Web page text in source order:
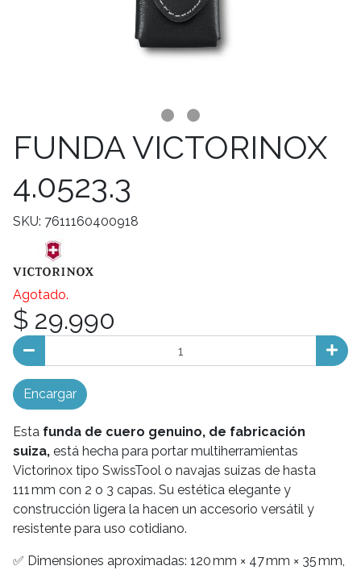
FUNDA VICTORINOX
4.0523.3
SKU: 7611160400918
Agotado.
$ 29.990
Encargar
Esta funda de cuero genuino, de fabricación
suiza, está hecha para portar multiherramientas
Victorinox tipo SwissTool o navajas suizas de hasta
111 mm con 2 o 3 capas. Su estética elegante y
construcción ligera la hacen un accesorio versátil y
resistente para uso cotidiano.
✅ Dimensiones aproximadas: 120 mm × 47 mm × 35 mm,